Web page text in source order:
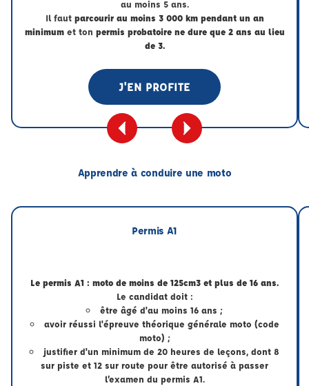
au moins 5 ans.
Il faut parcourir au moins 3 000 km pendant un an
minimumet ton permis probatoire ne dure que 2 ans au lieu
de 3.
J'EN PROFITE
Apprendre à conduire une moto
Permis A1
Le permis A1 : moto de moins de 125cm3 et plus de 16 ans.
Le candidat doit :
être âgé d'au moins 16 ans ;
avoir réussi l'épreuve théorique générale moto (code
moto) ;
justifier d'un minimum de 20 heures de leçons, dont 8
sur piste et 12 sur route pour être autorisé à passer
l’examen du permis A1.